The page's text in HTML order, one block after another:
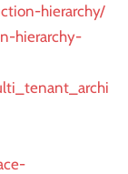
hierarchy/
hierarchy-